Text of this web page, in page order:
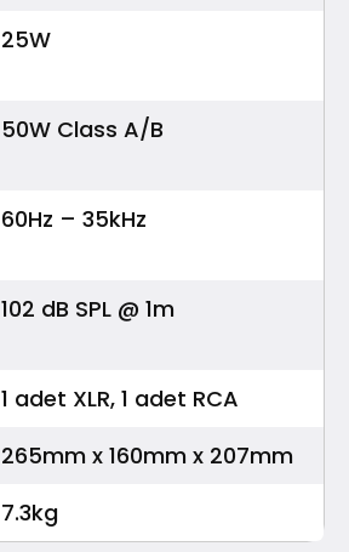
25W
50W Class A/B
60Hz – 35kHz
102 dB SPL @ 1m
1 adet XLR, 1 adet RCA
265mm x 160mm x 207mm
7.3kg